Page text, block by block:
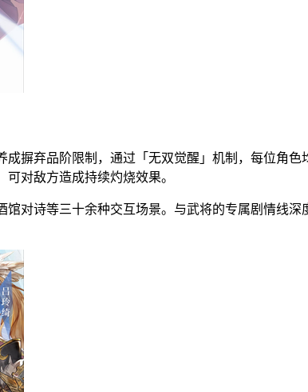
摒弃品阶限制，通过「无双觉醒」机制，每位角
对敌方造成持续灼烧效果。
对诗等三十余种交互场景。与武将的专属剧情线